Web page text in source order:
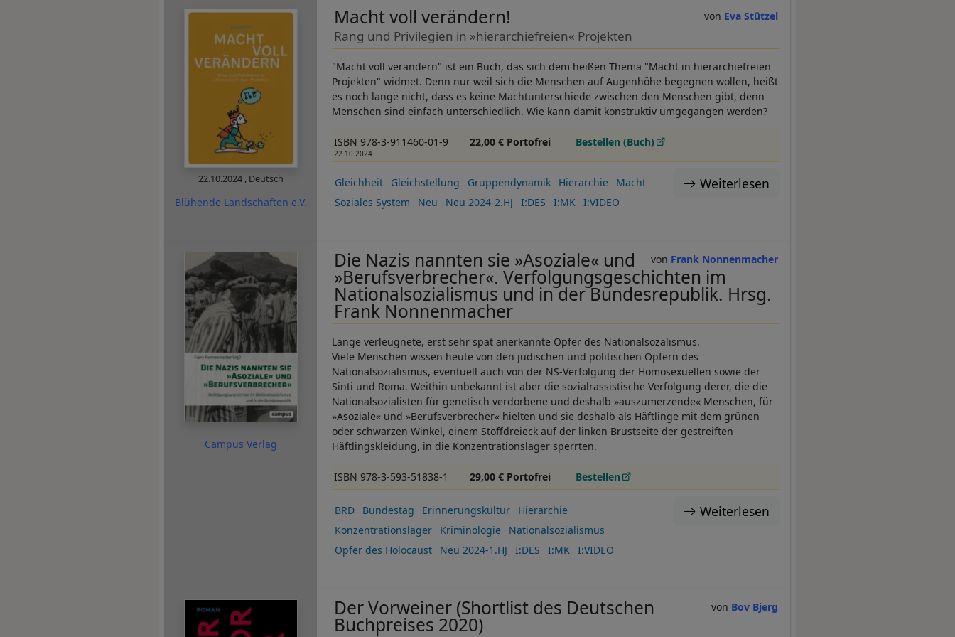
22.10.2024 , Deutsch
Blühende Landschaften e.V.
Eva Stützel
Macht voll verändern!
Rang und Privilegien in »hierarchiefreien« Projekten
"Macht voll verändern" ist ein Buch, das sich dem heißen Thema "Macht in hierarchiefreien
Projekten" widmet. Denn nur weil sich die Menschen auf Augenhöhe begegnen wollen, heißt
es noch lange nicht, dass es keine Machtunterschiede zwischen den Menschen gibt, denn
Menschen sind einfach unterschiedlich. Wie kann damit konstruktiv umgegangen werden?
ISBN 978-3-911460-01-9
22.10.2024
22,00 € Portofrei Bestellen (Buch)
Weiterlesen
Gleichheit Gleichstellung Gruppendynamik Hierarchie
Macht
Soziales System
Neu Neu 2024-2.HJ I:DES I:MK I:VIDEO
Campus Verlag
Frank Nonnenmacher
Die Nazis nannten sie »Asoziale« und
»Berufsverbrecher«. Verfolgungsgeschichten im
Nationalsozialismus und in der Bundesrepublik. Hrsg.
Frank Nonnenmacher
Lange verleugnete, erst sehr spät anerkannte Opfer des Nationalsozalismus.
Viele Menschen wissen heute von den jüdischen und politischen Opfern des
Nationalsozialismus, eventuell auch von der NS-Verfolgung der Homosexuellen sowie der
Sinti und Roma. Weithin unbekannt ist aber die sozialrassistische Verfolgung derer, die die
Nationalsozialisten für genetisch verdorbene und deshalb »auszumerzende« Menschen, für
»Asoziale« und »Berufsverbrecher« hielten und sie deshalb als Häftlinge mit dem grünen
oder schwarzen Winkel, einem Stoffdreieck auf der linken Brustseite der gestreiften
Häftlingskleidung, in die Konzentrationslager sperrten.
ISBN 978-3-593-51838-1 29,00 € Portofrei Bestellen
Weiterlesen
BRD Bundestag Erinnerungskultur
Hierarchie
Konzentrationslager
Kriminologie
Nationalsozialismus
Opfer des Holocaust
Neu 2024-1.HJ I:DES I:MK I:VIDEO
Bov Bjerg
Der Vorweiner (Shortlist des Deutschen
Buchpreises 2020)